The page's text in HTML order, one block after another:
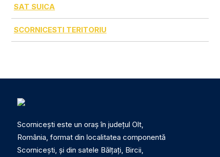
SAT SUICA
SCORNICESTI TERITORIU
Scornicești este un oraș în județul Olt,
România, format din localitatea componentă
Scornicești, și din satele Bălțați, Bircii,